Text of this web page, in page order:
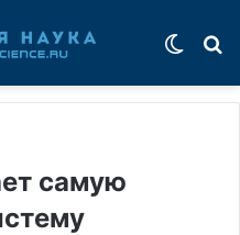
самую